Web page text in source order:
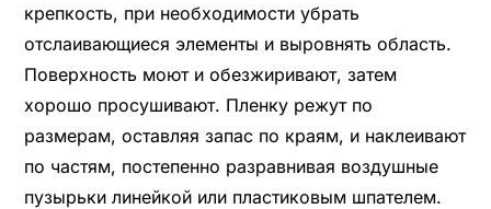
крепкость, при необходимости убрать
отслаивающиеся элементы и выровнять область.
Поверхность моют и обезжиривают, затем
хорошо просушивают. Пленку режут по
размерам, оставляя запас по краям, и наклеивают
по частям, постепенно разравнивая воздушные
пузырьки линейкой или пластиковым шпателем.